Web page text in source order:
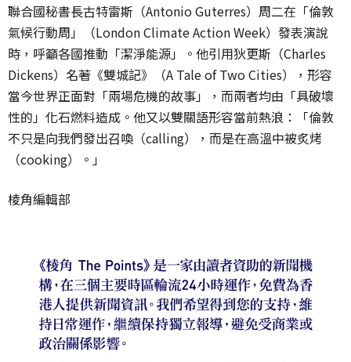
聯合國秘書長古特雷斯（Antonio Guterres）周二在「倫敦
氣候行動周」（London Climate Action Week）發表演說
時，呼籲各國推動「潔淨能源」。他引用狄更斯（Charles
Dickens）名著《雙城記》（A Tale of Two Cities），形容
當今世界正面對「兩場危機的故事」，而兩者均由「具破壞
性的」化石燃料造成。他又以雙關語形容當前熱浪：「倫敦
不只是向我們發出召喚（calling），而是在高溫中被炙烤
（cooking）。」
棱角編輯部